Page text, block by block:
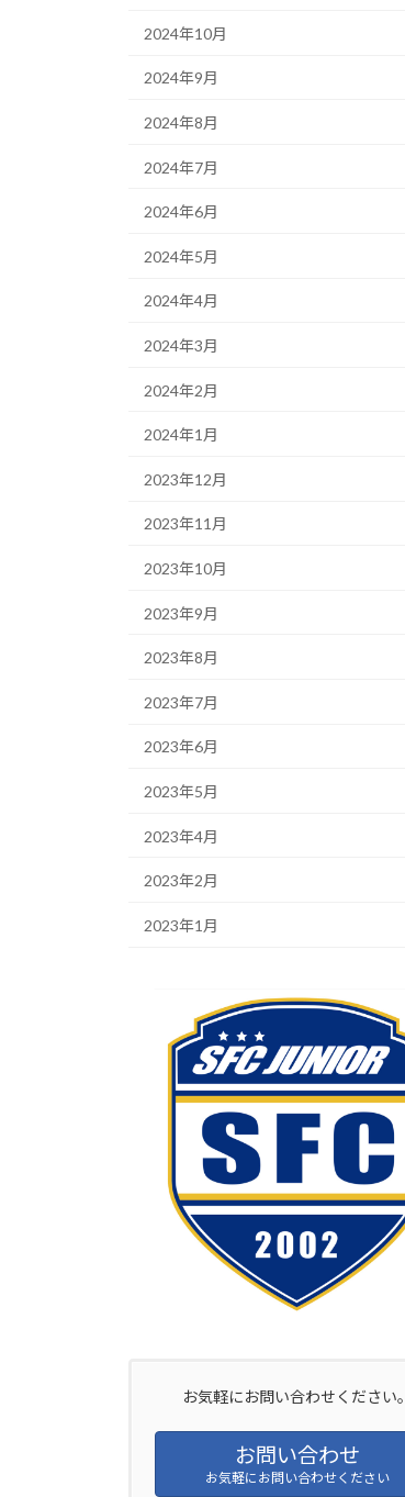
2024年10月
2024年9月
2024年8月
2024年7月
2024年6月
2024年5月
2024年4月
2024年3月
2024年2月
2024年1月
2023年12月
2023年11月
2023年10月
2023年9月
2023年8月
2023年7月
2023年6月
2023年5月
2023年4月
2023年2月
2023年1月
お気軽にお問い合わせください。
お問い合わせ
お気軽にお問い合わせください